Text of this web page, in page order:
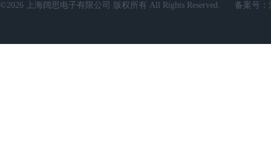
©2026 上海阔思电子有限公司 版权所有 All Rights Reserved. 备案号：